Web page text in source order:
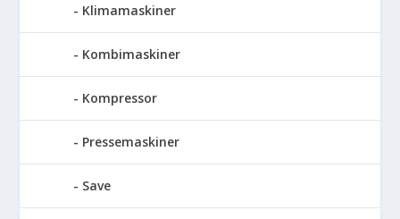
Klimamaskiner
Kombimaskiner
Kompressor
Pressemaskiner
Save